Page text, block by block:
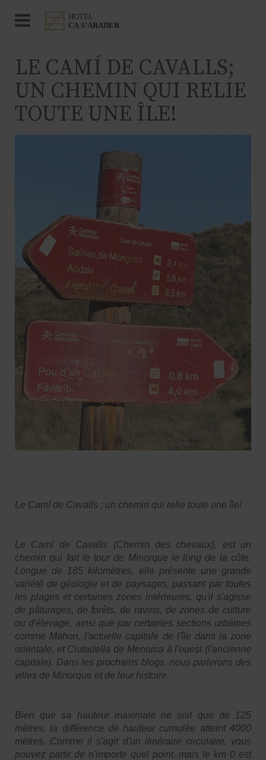
LE CAMÍ DE CAVALLS;
UN CHEMIN QUI RELIE
TOUTE UNE ÎLE!
Le Camí de Cavalls ; un chemin qui relie toute une île!
Le Camí de Cavalls (Chemin des chevaux), est un
chemin qui fait le tour de Minorque le long de la côte.
Longue de 185 kilomètres, elle présente une grande
variété de géologie et de paysages, passant par toutes
les plages et certaines zones intérieures, qu'il s'agisse
de pâturages, de forêts, de ravins, de zones de culture
ou d'élevage, ainsi que par certaines sections urbaines
comme Mahon, l'actuelle capitale de l'île dans la zone
orientale, et Ciutadella de Menorca à l'ouest (l'ancienne
capitale). Dans les prochains blogs, nous parlerons des
villes de Minorque et de leur histoire.
Bien que sa hauteur maximale ne soit que de 125
mètres, la différence de hauteur cumulée atteint 4000
mètres. Comme il s'agit d'un itinéraire circulaire, vous
pouvez partir de n'importe quel point, mais le km 0 est